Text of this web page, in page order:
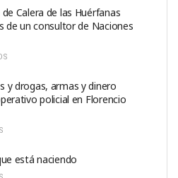
Calera de las Huérfanas
de un consultor de Naciones
y drogas, armas y dinero
policial en Florencio
está naciendo